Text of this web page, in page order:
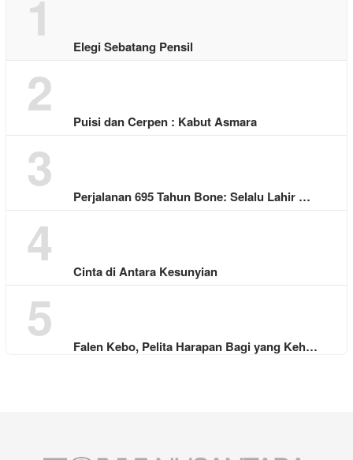
1 Elegi Sebatang Pensil
2 Puisi dan Cerpen : Kabut Asmara
3 Perjalanan 695 Tahun Bone: Selalu Lahir …
4 Cinta di Antara Kesunyian
5 Falen Kebo, Pelita Harapan Bagi yang Keh…